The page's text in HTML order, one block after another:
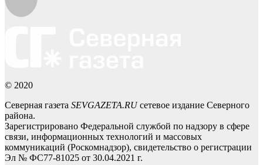
© 2020
Северная газета SEVGAZETA.RUсетевое издание Северного
района.
Зарегистрировано Федеральной службой по надзору в сфере
связи, информационных технологий и массовых
коммуникаций (Роскомнадзор), свидетельство о регистрации
Эл № ФС77-81025 от 30.04.2021 г.